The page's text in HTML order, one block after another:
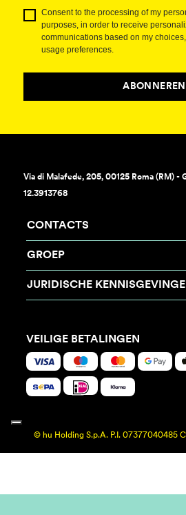
Consent to the processing of my
purposes, in order to receive
communications based on my
usage preferences.
ABONNEREN
Via di Malafede, 205, 00125 Roma (RM) -
12.3913768
CONTACTS
GROEP
JURIDISCHE
VEILIGE BETALINGEN
© hu Holding S.p.A. P.I. 07377040485